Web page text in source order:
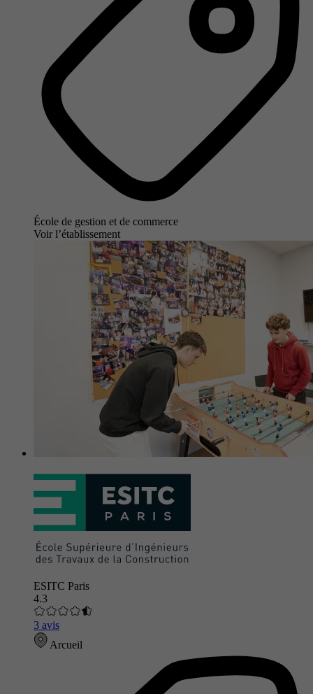
École de gestion et de commerce
Voir l’établissement
ESITC Paris
4.3
3 avis
Arcueil